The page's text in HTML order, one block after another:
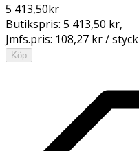
5 413,50kr
Butikspris: 5 413,50 kr,
Jmfs.pris: 108,27 kr / styck
Köp